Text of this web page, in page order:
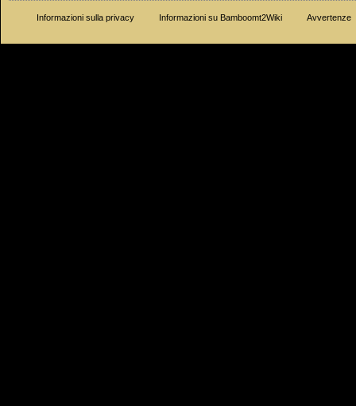
Informazioni sulla privacy Informazioni su Bamboomt2Wiki Avvertenze